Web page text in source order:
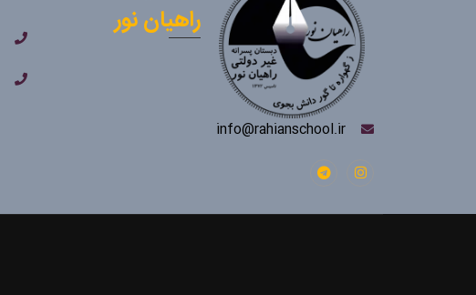
راهیان نور
info@rahianschool.ir